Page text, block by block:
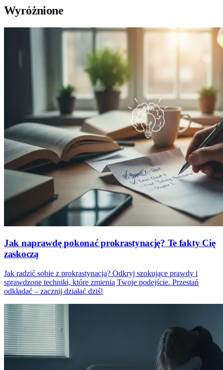
Wyróżnione
Jak naprawdę pokonać prokrastynację? Te fakty Cię
zaskoczą
Jak radzić sobie z prokrastynacją? Odkryj szokujące prawdy i
sprawdzone techniki, które zmienią Twoje podejście. Przestań
odkładać – zacznij działać dziś!